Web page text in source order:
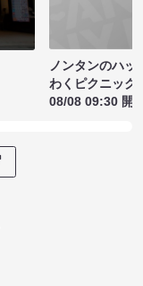
ノンタンのハッ
わくピクニック
08/08 09:30 開